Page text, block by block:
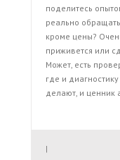
поделитесь
реально
кроме цены?
приживется или
Может, есть
где и
делают, и ценник
|